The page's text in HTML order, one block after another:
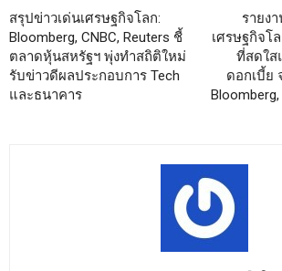
สรุปข่าวเด่นเศรษฐกิจโลก:
Bloomberg, CNBC, Reuters ชี้
ตลาดหุ้นสหรัฐฯ พุ่งทำสถิติใหม่
รับข่าวดีผลประกอบการ Tech
และธนาคาร
รายง
เศรษฐกิจโ
ที่สดใส
ดอกเบี้ย